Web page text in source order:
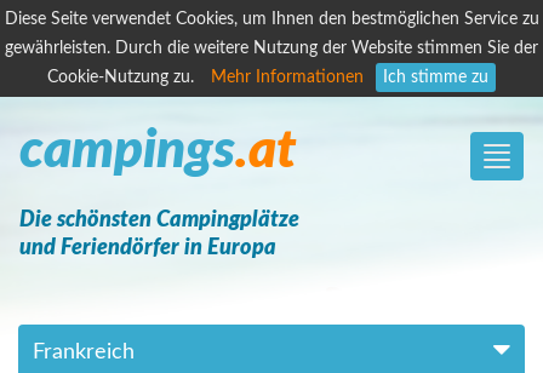
Diese Seite verwendet Cookies, um Ihnen den bestmöglichen Service zu
gewährleisten. Durch die weitere Nutzung der Website stimmen Sie der
Cookie-Nutzung zu.
Mehr Informationen Ich stimme zu
Toggle
campings.at
Die schönsten Campingplätze
und Feriendörfer in Europa
Frankreich